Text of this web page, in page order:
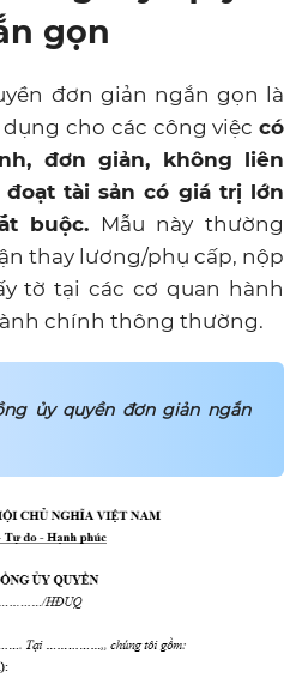
gọn
đơn giản ngắn gọn là
cho các công việc có
đơn giản, không liên
tài sản có giá trị lớn
buộc. Mẫu này thường
thay lương/phụ cấp, nộp
tờ tại các cơ quan hành
chính thông thường.
ủy quyền đơn giản ngắn